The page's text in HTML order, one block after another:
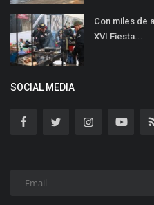
Con miles de
XVI Fiesta...
SOCIAL MEDIA